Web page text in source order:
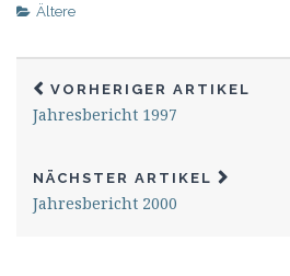
Ältere
VORHERIGER ARTIKEL
Jahresbericht 1997
NÄCHSTER ARTIKEL
Jahresbericht 2000